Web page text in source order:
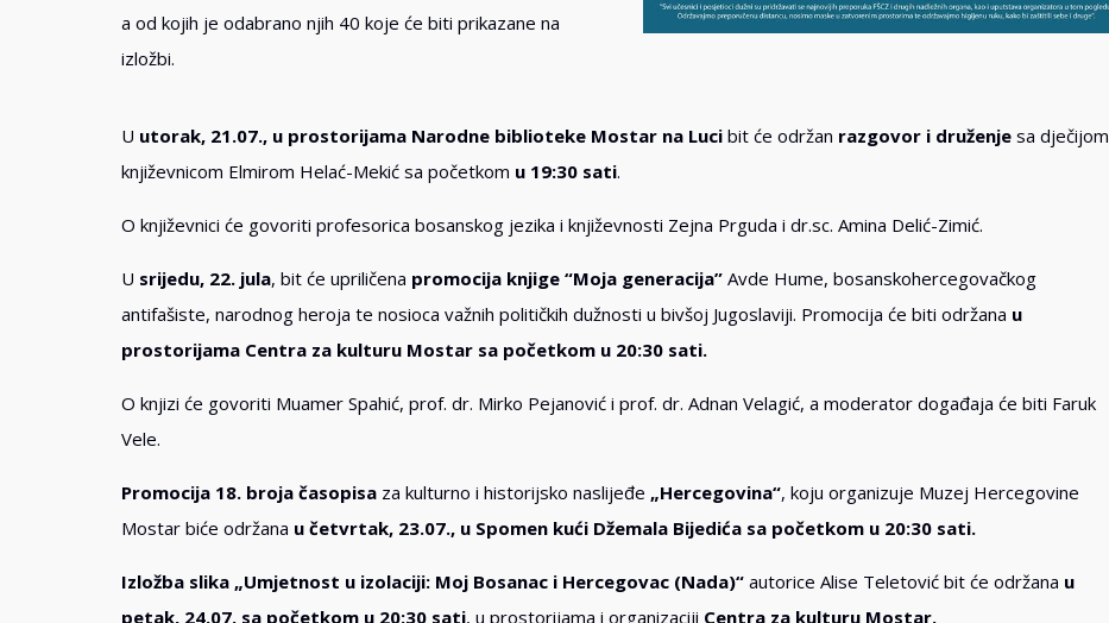
a od kojih je odabrano njih 40 koje će biti prikazane na
izložbi.
U utorak, 21.07., u prostorijama Narodne biblioteke Mostar na Luci bit će održan razgovor i druženje sa dječijom
književnicom Elmirom Helać-Mekić sa početkom u 19:30 sati.
O književnici će govoriti profesorica bosanskog jezika i književnosti Zejna Prguda i dr.sc. Amina Delić-Zimić.
U srijedu, 22. jula, bit će upriličena promocija knjige “Moja generacija” Avde Hume, bosanskohercegovačkog
antifašiste, narodnog heroja te nosioca važnih političkih dužnosti u bivšoj Jugoslaviji. Promocija će biti održana u
prostorijama Centra za kulturu Mostar sa početkom u 20:30 sati.
O knjizi će govoriti Muamer Spahić, prof. dr. Mirko Pejanović i prof. dr. Adnan Velagić, a moderator događaja će biti Faruk
Vele.
Promocija 18. broja časopisa za kulturno i historijsko naslijeđe „Hercegovina“, koju organizuje Muzej Hercegovine
Mostar biće održana u četvrtak, 23.07., u Spomen kući Džemala Bijedića sa početkom u 20:30 sati.
Izložba slika „Umjetnost u izolaciji: Moj Bosanac i Hercegovac (Nada)“ autorice Alise Teletović bit će održana u
petak, 24.07. sa početkom u 20:30 sati, u prostorijama i organizaciji Centra za kulturu Mostar.